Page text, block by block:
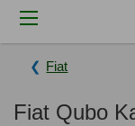
Fiat
Fiat Qubo